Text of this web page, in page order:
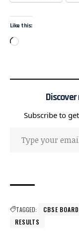
Like this:
Subscribe to
TAGGED: CBSE
RESULTS